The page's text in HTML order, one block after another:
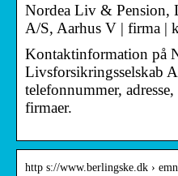
Nordea Liv & Pension,
A/S, Aarhus V | firma |
Kontaktinformation på
Livsforsikringsselskab
telefonnummer,
firmaer.
http s://www.berlingske.dk ›